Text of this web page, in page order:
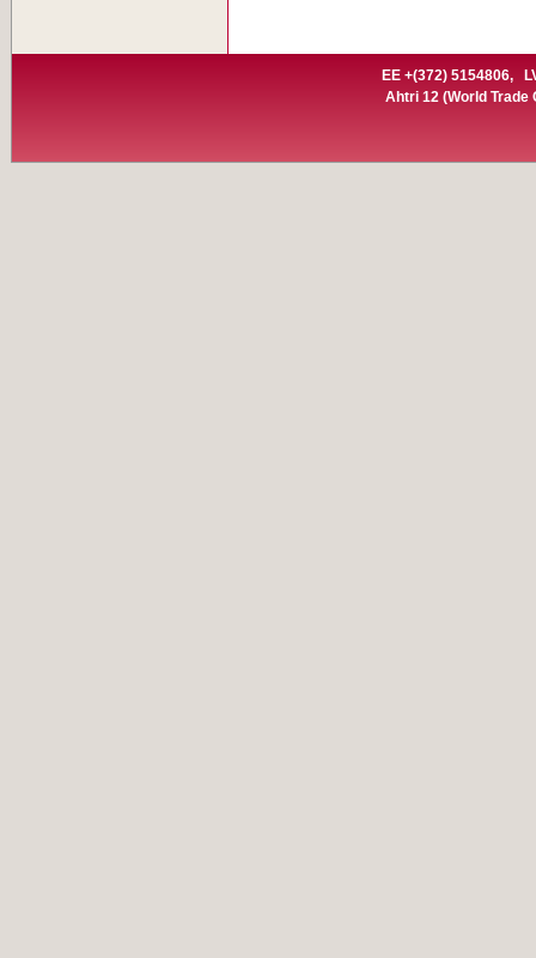
EE +(372) 5154806,
Ahtri 12 (World Trade